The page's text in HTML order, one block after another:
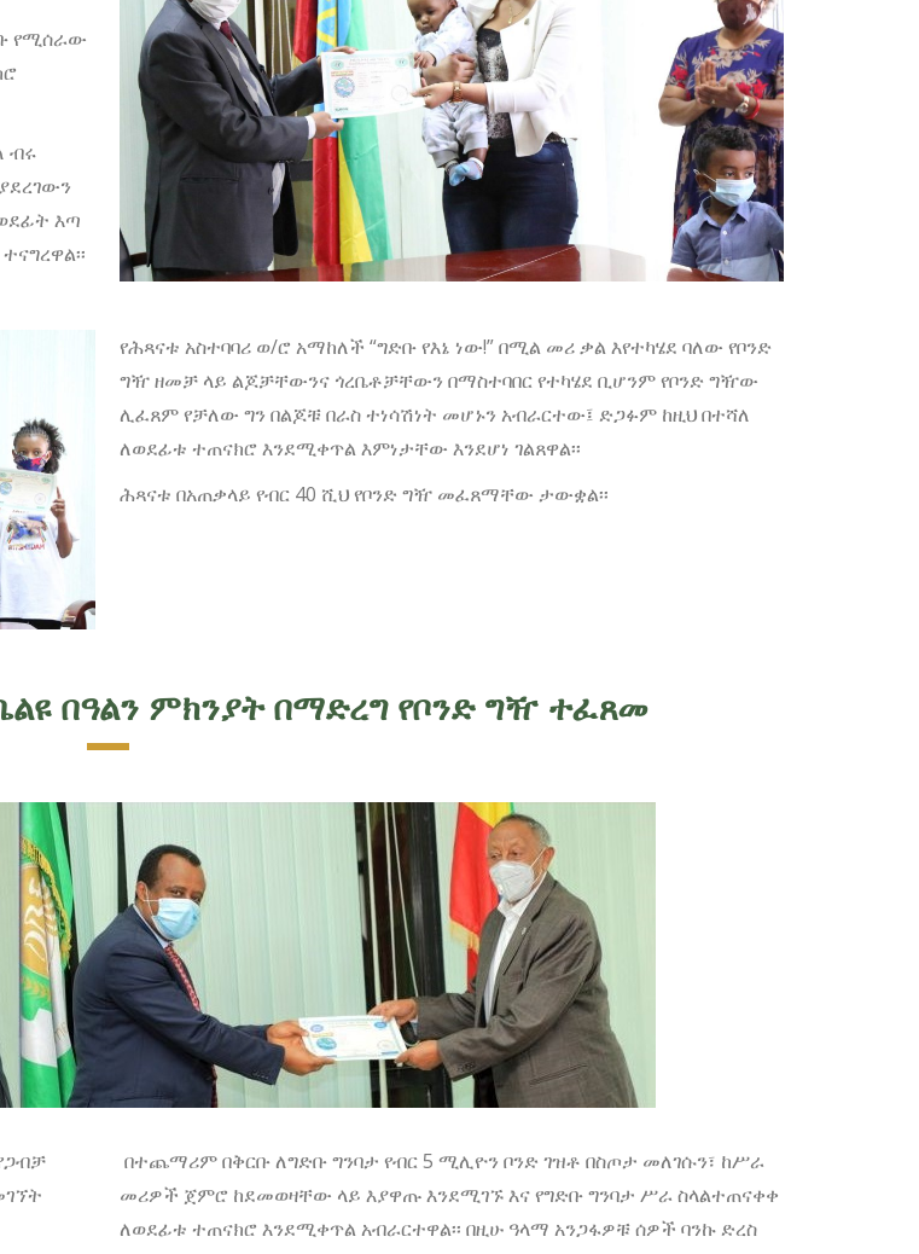
የሚሰራው
ብሩ
እጣ
የሕጻናቱ አስተባባሪ ወ/ሮ አማከለች “ግድቡ የእኔ ነው!” በሚል መሪ ቃል እየተካሄደ ባለው የቦንድ
ግዥ ዘመቻ ላይ ልጆቻቸውንና ጎረቤቶቻቸውን በማስተባበር የተካሄደ ቢሆንም የቦንድ ግዥው
ሊፈጸም የቻለው ግን በልጆቹ በራስ ተነሳሽነት መሆኑን አብራርተው፤ ድጋፉም ከዚህ በተሻለ
ለወደፊቱ ተጠናክሮ እንደሚቀጥል እምነታቸው እንደሆነ ገልጸዋል፡፡
ሕጻናቱ በአጠቃላይ የብር 40 ሺህ የቦንድ ግዥ መፈጸማቸው ታውቋል፡፡
በዓልን ምክንያት በማድረግ የቦንድ ግዥ ተፈጸመ
በተጨማሪም በቅርቡ ለግድቡ ግንባታ የብር 5 ሚሊዮን ቦንድ ገዝቶ በስጦታ መለገሱን፣ ከሥራ
መሪዎች ጀምሮ ከደመወዛቸው ላይ እያዋጡ እንደሚገኙ እና የግድቡ ግንባታ ሥራ ስላልተጠናቀቀ
ለወደፊቱ ተጠናክሮ እንደሚቀጥል አብራርተዋል፡፡ በዚሁ ዓላማ አንጋፋዎቹ ሰዎች ባንኩ ድረስ